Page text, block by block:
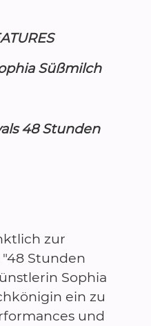
Süßmilch
48 Stunden
zur
Stunden
Sophia
ein zu
und